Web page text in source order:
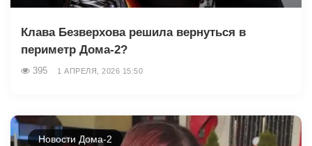
Клава Безверхова решила вернуться в
периметр Дома-2?
395 1 АПРЕЛЯ, 2026 15:50
Новости Дома-2